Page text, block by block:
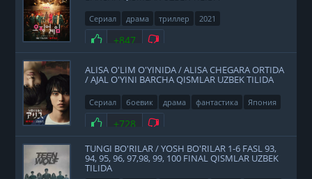
Сериал драма триллер 2021
Нравится
+847 Не нравится
ALISA O'LIM O'YINIDA / ALISA CHEGARA ORTIDA
/ AJAL O'YINI BARCHA QISMLAR UZBEK TILIDA
Сериал боевик драма фантастика
Япония
2020
Нравится
+728 Не нравится
TUNGI BO'RILAR / YOSH BO'RILAR 1-6 FASL 93,
94, 95, 96, 97,98, 99, 100 FINAL QISMLAR UZBEK
TILIDA